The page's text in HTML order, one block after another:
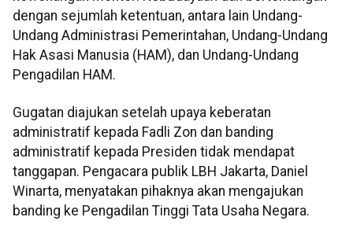
dengan sejumlah ketentuan, antara lain Undang-
Undang Administrasi Pemerintahan, Undang-Undang
Hak Asasi Manusia (HAM), dan Undang-Undang
Pengadilan HAM.
Gugatan diajukan setelah upaya keberatan
administratif kepada Fadli Zon dan banding
administratif kepada Presiden tidak mendapat
tanggapan. Pengacara publik LBH Jakarta, Daniel
Winarta, menyatakan pihaknya akan mengajukan
banding ke Pengadilan Tinggi Tata Usaha Negara.